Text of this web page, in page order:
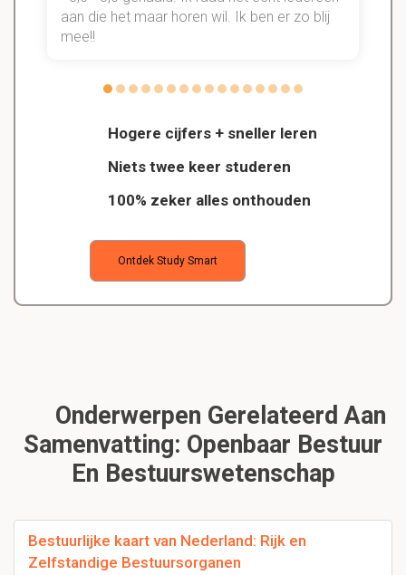
Hogere cijfers + sneller leren
Niets twee keer studeren
100% zeker alles onthouden
Ontdek Study Smart
aan die het maar horen wil. Ik ben er zo blij
mee!!
Onderwerpen Gerelateerd Aan
Samenvatting: Openbaar Bestuur
En Bestuurswetenschap
Bestuurlijke kaart van Nederland: Rijk en
Zelfstandige Bestuursorganen